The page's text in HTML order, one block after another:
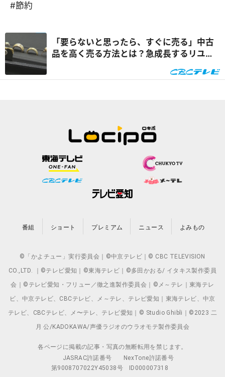
#節約
「要らないと思ったら、すぐに売る」中古
品を高く売る方法とは？急成長するリユー
番組 ショート プレミアム ニュース よみもの
©「かよチュー」実行委員会｜©中京テレビ｜© CBC TELEVISION
CO.,LTD. ｜©テレビ愛知｜©東海テレビ｜©多田かおる/ イタキス製作委員
会｜©テレビ愛知・フリュー／徹之進製作委員会｜©メ～テレ｜東海テレ
ビ、中京テレビ、CBCテレビ、メ～テレ、テレビ愛知｜東海テレビ、中京
テレビ、CBCテレビ、メ〜テレ、テレビ愛知｜© Studio Ghibli｜©2023 二
月 公/KADOKAWA/声優ラジオのウラオモテ製作委員会
各ページに掲載の記事・写真の無断転用を禁じます。
JASRAC許諾番号
NexTone許諾番号
第9008707022Y45038号
ID000007318